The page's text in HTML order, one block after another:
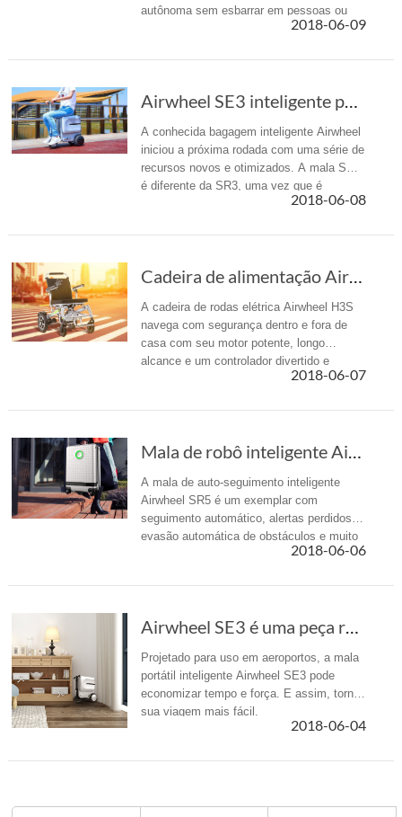
autônoma sem esbarrar em pessoas ou
2018-06-09
Airwheel SE3 inteligente passeio em mala fará...
A conhecida bagagem inteligente Airwheel
iniciou a próxima rodada com uma série de
recursos novos e otimizados. A mala SE3
é diferente da SR3, uma vez que é
2018-06-08
Cadeira de alimentação Airwheel H3S: cada rec...
A cadeira de rodas elétrica Airwheel H3S
navega com segurança dentro e fora de
casa com seu motor potente, longo
alcance e um controlador divertido e
2018-06-07
Mala de robô inteligente Airwheel SR5: viajar...
A mala de auto-seguimento inteligente
Airwheel SR5 é um exemplar com
seguimento automático, alertas perdidos e
evasão automática de obstáculos e muito
2018-06-06
Airwheel SE3 é uma peça revolucionária de bagagem de mão motorizado
Projetado para uso em aeroportos, a mala
portátil inteligente Airwheel SE3 pode
economizar tempo e força. E assim, torne
sua viagem mais fácil.
2018-06-04